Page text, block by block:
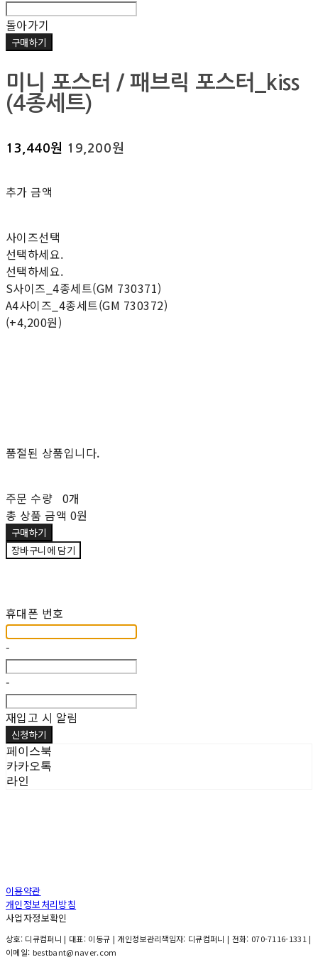
돌아가기
구매하기
미니 포스터 / 패브릭 포스터_kiss
(4종세트)
13,440원 19,200원
추가 금액
사이즈선택
선택하세요.
선택하세요.
S사이즈_4종세트(GM 730371)
A4사이즈_4종세트(GM 730372)
(+4,200원)
품절된 상품입니다.
주문 수량 0개
총 상품 금액 0원
구매하기
장바구니에 담기
휴대폰 번호
-
-
재입고 시 알림
신청하기
페이스북
카카오톡
라인
이용약관
개인정보처리방침
사업자정보확인
상호: 디큐컴퍼니 | 대표: 이동규 | 개인정보관리책임자: 디큐컴퍼니 | 전화: 070-7116-1331 |
이메일: bestbant@naver.com